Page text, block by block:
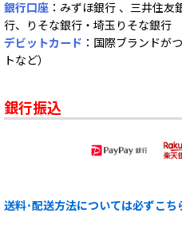
銀行口座 ：みずほ銀行 、三井住
行、りそな銀行・埼玉りそな銀行
デビットカード ：国際ブランドが
トなど）
銀行振込
送料･配送方法については必ずこち